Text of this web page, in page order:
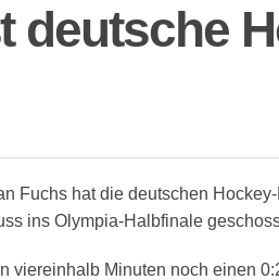
deutsche
Fuchs hat die deutschen
ins Olympia-Halbfinale
viereinhalb Minuten noch einen